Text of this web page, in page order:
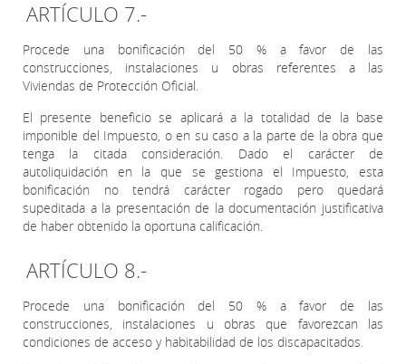
ARTÍCULO 7.-
Procede una bonificación del 50 % a favor de las
construcciones, instalaciones u obras referentes a las
Viviendas de Protección Oficial.
El presente beneficio se aplicará a la totalidad de la base
imponible del Impuesto, o en su caso a la parte de la obra que
tenga la citada consideración. Dado el carácter de
autoliquidación en la que se gestiona el Impuesto, esta
bonificación no tendrá carácter rogado pero quedará
supeditada a la presentación de la documentación justificativa
de haber obtenido la oportuna calificación.
ARTÍCULO 8.-
Procede una bonificación del 50 % a favor de las
construcciones, instalaciones u obras que favorezcan las
condiciones de acceso y habitabilidad de los discapacitados.